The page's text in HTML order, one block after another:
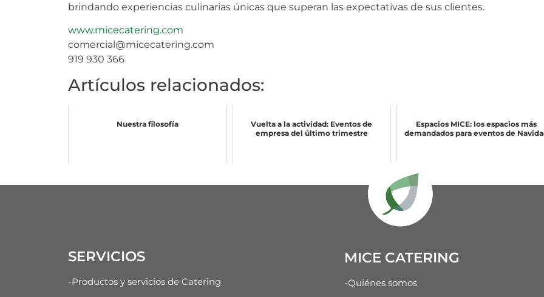
brindando experiencias culinarias únicas que superan las expectativas de sus clientes.
www.micecatering.com
comercial@micecatering.com
919 930 366
Artículos relacionados:
Nuestra filosofía
Vuelta a la actividad: Eventos de
empresa del último trimestre
Espacios MICE: los espacios más
demandados para eventos de
SERVICIOS
-Productos y servicios de Catering
MICE CATERING
-Quiénes somos